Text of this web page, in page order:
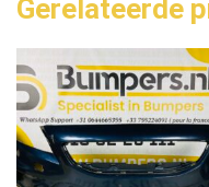
Gerelateerde